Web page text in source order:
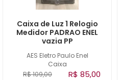
AES Eletro Paulo Enel
Caixa
Caixa de Luz 1 Relogio
Medidor PADRAO ENEL
vazia PP
R$ 109,00 R$ 85,00